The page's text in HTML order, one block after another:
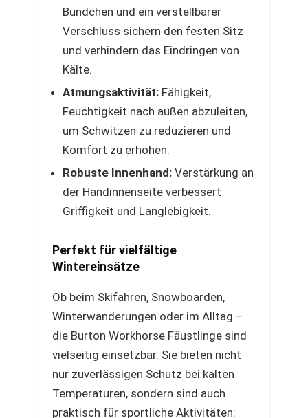
Bündchen und ein verstellbarer
Verschluss sichern den festen Sitz
und verhindern das Eindringen von
Kälte.
Atmungsaktivität: Fähigkeit,
Feuchtigkeit nach außen abzuleiten,
um Schwitzen zu reduzieren und
Komfort zu erhöhen.
Robuste Innenhand: Verstärkung an
der Handinnenseite verbessert
Griffigkeit und Langlebigkeit.
Perfekt für vielfältige
Wintereinsätze
Ob beim Skifahren, Snowboarden,
Winterwanderungen oder im Alltag –
die Burton Workhorse Fäustlinge sind
vielseitig einsetzbar. Sie bieten nicht
nur zuverlässigen Schutz bei kalten
Temperaturen, sondern sind auch
praktisch für sportliche Aktivitäten: